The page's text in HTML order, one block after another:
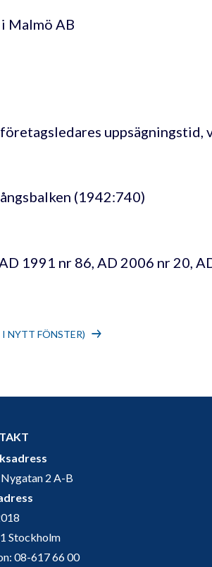
Malmö AB
(1942:740)
1991 nr 86, AD 2006 nr 20,
NYTT FÖNSTER)
2 A-B
Stockholm
08-617 66 00